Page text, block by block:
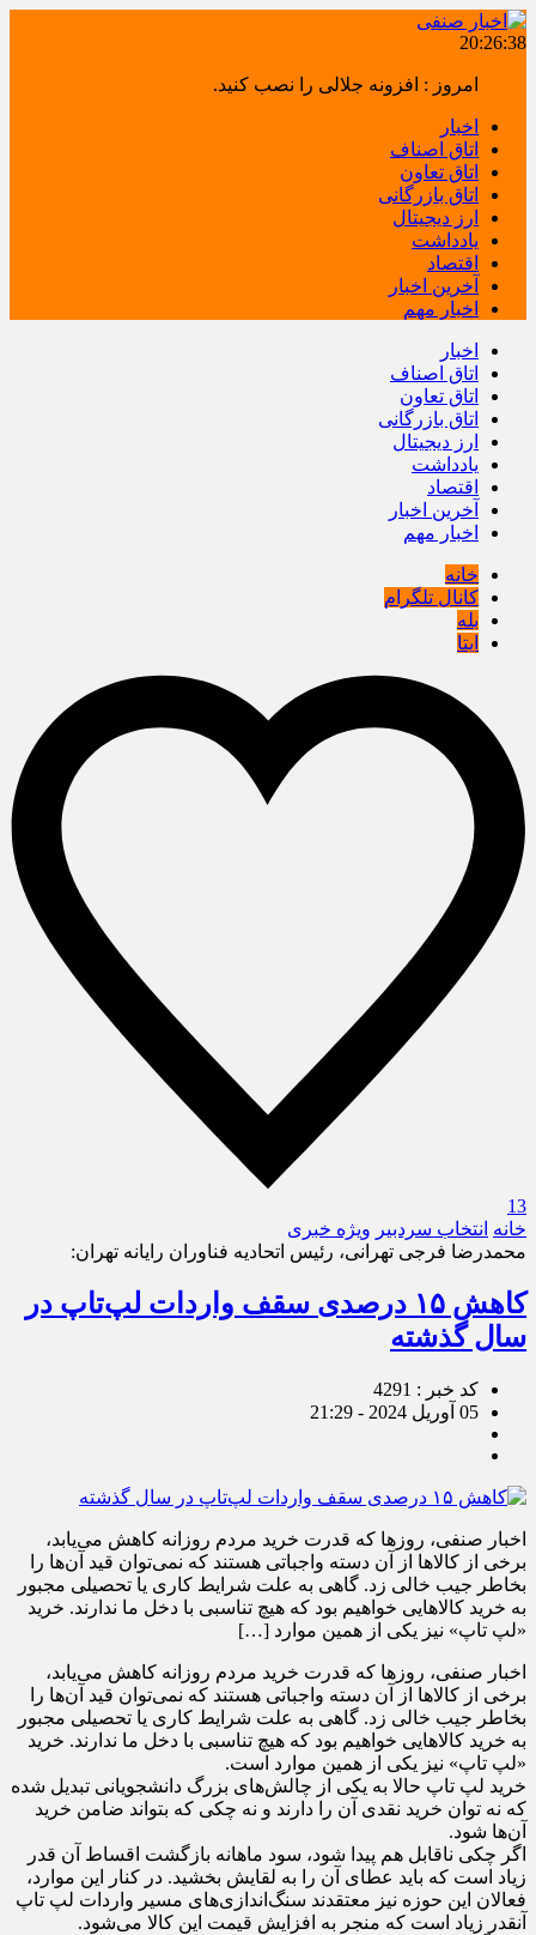
20:26:39
امروز : افزونه جلالی را نصب کنید.
اخبار
اتاق اصناف
اتاق تعاون
اتاق بازرگانی
ارز دیجیتال
یادداشت
اقتصاد
آخرین اخبار
اخبار مهم
اخبار
اتاق اصناف
اتاق تعاون
اتاق بازرگانی
ارز دیجیتال
یادداشت
اقتصاد
آخرین اخبار
اخبار مهم
خانه
کانال تلگرام
بله
ایتا
13
خانه انتخاب سردبیر ویژه خبری
محمدرضا فرجی تهرانی، رئیس اتحادیه فناوران رایانه تهران:
کاهش ۱۵ درصدی سقف واردات لپ‌تاپ در
سال گذشته
کد خبر : 4291
05 آوریل 2024 - 21:29
اخبار صنفی، روزها که قدرت خرید مردم روزانه کاهش می‌یابد،
برخی از کالاها از آن دسته واجباتی هستند که نمی‌توان قید آن‌ها را
بخاطر جیب خالی زد. گاهی به علت شرایط کاری یا تحصیلی مجبور
به خرید کالاهایی خواهیم بود که هیچ تناسبی با دخل ما ندارند. خرید
«لپ تاپ» نیز یکی از همین موارد […]
اخبار صنفی، روزها که قدرت خرید مردم روزانه کاهش می‌یابد،
برخی از کالاها از آن دسته واجباتی هستند که نمی‌توان قید آن‌ها را
بخاطر جیب خالی زد. گاهی به علت شرایط کاری یا تحصیلی مجبور
به خرید کالاهایی خواهیم بود که هیچ تناسبی با دخل ما ندارند. خرید
«لپ تاپ» نیز یکی از همین موارد است.
خرید لپ تاپ حالا به یکی از چالش‌های بزرگ دانشجویانی تبدیل شده
که نه توان خرید نقدی آن را دارند و نه چکی که بتواند ضامن خرید
آن‌ها شود.
اگر چکی ناقابل هم پیدا شود، سود ماهانه بازگشت اقساط آن قدر
زیاد است که باید عطای آن را به لقایش بخشید. در کنار این موارد،
فعالان این حوزه نیز معتقدند سنگ‌اندازی‌های مسیر واردات لپ تاپ
آنقدر زیاد است که منجر به افزایش قیمت این کالا می‌شود.